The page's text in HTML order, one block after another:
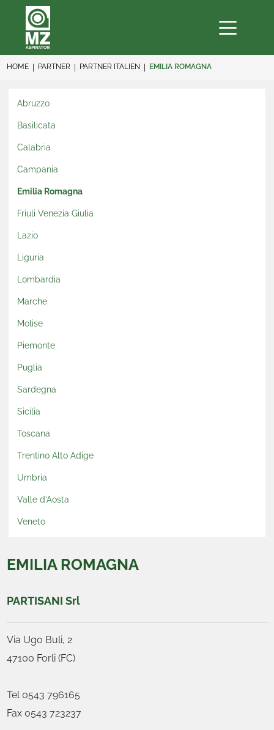
HOME PARTNER PARTNER ITALIEN EMILIA ROMAGNA
Abruzzo
Basilicata
Calabria
Campania
Emilia Romagna
Friuli Venezia Giulia
Lazio
Liguria
Lombardia
Marche
Molise
Piemonte
Puglia
Sardegna
Sicilia
Toscana
Trentino Alto Adige
Umbria
Valle d’Aosta
Veneto
EMILIA ROMAGNA
PARTISANI Srl
Via Ugo Buli, 2
47100 Forli (FC)
Tel 0543 796165
Fax 0543 723237